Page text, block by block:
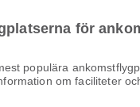
för
populära
om faciliteter